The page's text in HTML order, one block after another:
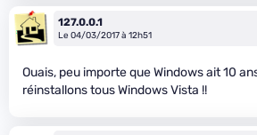
127.0.0.1
Le 04/03/2017 à 12h51
Ouais, peu importe que Windows ait 10
réinstallons tous Windows Vista !!